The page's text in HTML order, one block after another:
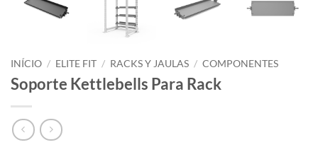
INÍCIO / ELITE FIT / RACKS Y JAULAS / COMPONENTES
Soporte Kettlebells Para Rack